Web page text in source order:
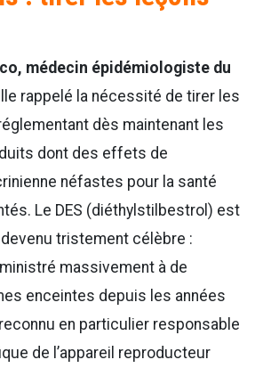
médecin épidémiologiste du
rappelé la nécessité de tirer les
dès maintenant les
dont des effets de
néfastes pour la santé
Le DES (diéthylstilbestrol) est
tristement célèbre :
massivement à de
enceintes depuis les années
en particulier responsable
de l’appareil reproducteur